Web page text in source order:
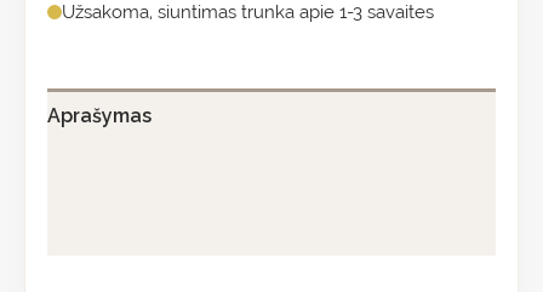
Užsakoma, siuntimas trunka apie 1-3 savaites
Aprašymas